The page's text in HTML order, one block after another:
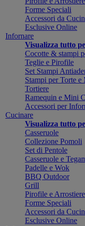
Forme Speciali
Accessori da
Esclusive Online
Infornare
Visualizza tutto
Cocotte & stampi
Teglie e Pirofile
Set Stampi
Stampi per Torte
Tortiere
Ramequin e Mini
Accessori per
Cucinare
Visualizza tutto
Casseruole
Collezione Pomoli
Set di Pentole
Casseruole e
Padelle e Wok
BBQ Outdoor
Grill
Pirofile e Arrostiere
Forme Speciali
Accessori da
Esclusive Online